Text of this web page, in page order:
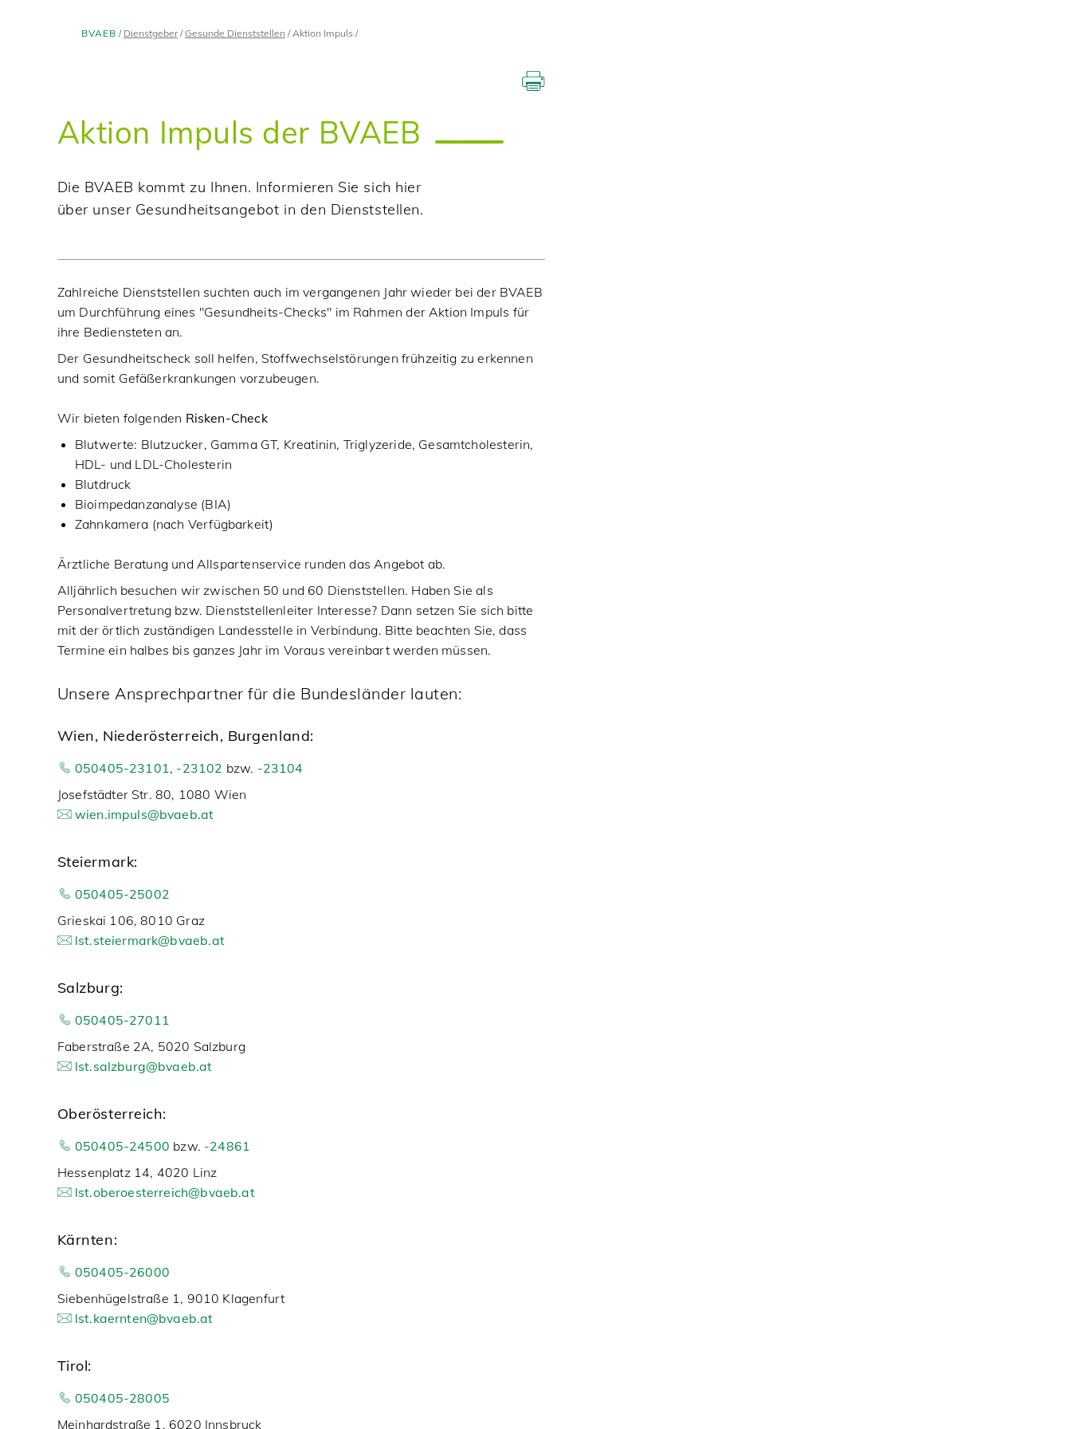
BVAEB Dienstgeber Gesunde Dienststellen Aktion Impuls
Aktion Impuls der BVAEB
Die BVAEB kommt zu Ihnen. Informieren Sie sich hier
über unser Gesundheitsangebot in den Dienststellen.
Zahlreiche Dienststellen suchten auch im vergangenen Jahr wieder bei der BVAEB
um Durchführung eines "Gesundheits-Checks" im Rahmen der Aktion Impuls für
ihre Bediensteten an.
Der Gesundheitscheck soll helfen, Stoffwechselstörungen frühzeitig zu erkennen
und somit Gefäßerkrankungen vorzubeugen.
Wir bieten folgenden Risken-Check
Blutwerte: Blutzucker, Gamma GT, Kreatinin, Triglyzeride, Gesamtcholesterin,
HDL- und LDL-Cholesterin
Blutdruck
Bioimpedanzanalyse (BIA)
Zahnkamera (nach Verfügbarkeit)
Ärztliche Beratung und Allspartenservice runden das Angebot ab.
Alljährlich besuchen wir zwischen 50 und 60 Dienststellen. Haben Sie als
Personalvertretung bzw. Dienststellenleiter Interesse? Dann setzen Sie sich bitte
mit der örtlich zuständigen Landesstelle in Verbindung. Bitte beachten Sie, dass
Termine ein halbes bis ganzes Jahr im Voraus vereinbart werden müssen.
Unsere Ansprechpartner für die Bundesländer lauten:
Wien, Niederösterreich, Burgenland:
050405-23101, -23102 bzw. -23104
Josefstädter Str. 80, 1080 Wien
wien.impuls@bvaeb.at
Steiermark:
050405-25002
Grieskai 106, 8010 Graz
lst.steiermark@bvaeb.at
Salzburg:
050405-27011
Faberstraße 2A, 5020 Salzburg
lst.salzburg@bvaeb.at
Oberösterreich:
050405-24500 bzw. -24861
Hessenplatz 14, 4020 Linz
lst.oberoesterreich@bvaeb.at
Kärnten:
050405-26000
Siebenhügelstraße 1, 9010 Klagenfurt
lst.kaernten@bvaeb.at
Tirol:
050405-28005
Meinhardstraße 1, 6020 Innsbruck